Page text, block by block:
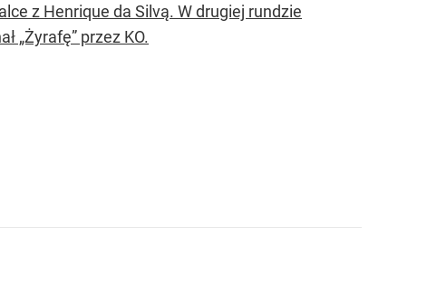
z Henrique da Silvą. W drugiej rundzie
„Żyrafę” przez KO.